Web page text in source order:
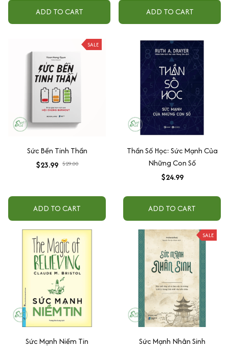
ADD TO CART ADD TO CART
SALE
Sức Bền Tinh Thần
$23.99 $29.00
ADD TO CART
Thần Số Học: Sức Mạnh Của
Những Con Số
$24.99
ADD TO CART
Sức Mạnh Niềm Tin
SALE
Sức Mạnh Nhân Sinh